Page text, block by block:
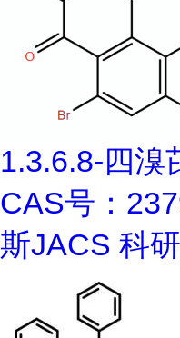
1.3.6.8-四溴
CAS号：
斯JACS 科